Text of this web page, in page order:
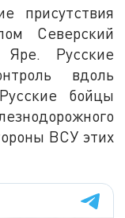
присутствия
Северский
Русские
вдоль
бойцы
ВСУ этих